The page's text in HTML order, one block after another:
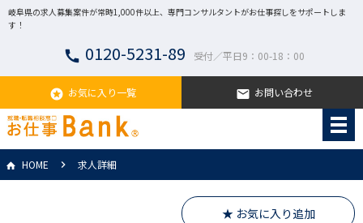
岐阜県の求人募集案件が常時1,000件以上、専門コンサルタントがお仕事探しをサポートしま
す！
call 0120-5231-89 受付／平日9：00-18：00
stars お気に入り一覧 email お問い合わせ
HOME 求人詳細
★ お気に入り追加